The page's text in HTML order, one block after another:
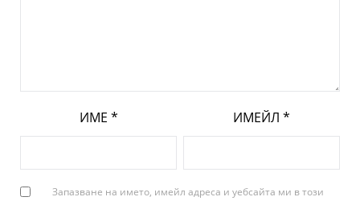
ИМЕ * ИМЕЙЛ *
Запазване на името, имейл адреса и уебсайта ми в този